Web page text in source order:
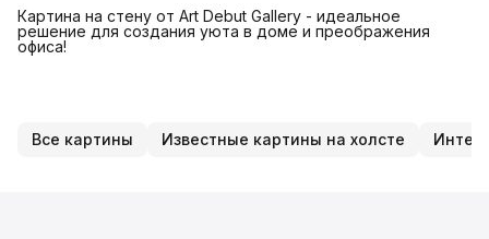
Картина на стену от Art Debut Gallery - идеальное
решение для создания уюта в доме и преображения
офиса!
Все картины Известные картины на холсте